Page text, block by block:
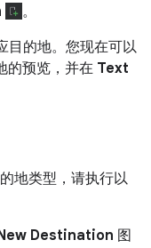
。
目的地。您现在可以
的预览，并在 Text
地类型，请执行以
Destination 图